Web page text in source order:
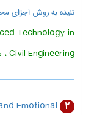
تنیده به روش اجزای
Technology in
Civil Engineering ، سال نشر 2012 / مهندسی عمران
2
Emotional